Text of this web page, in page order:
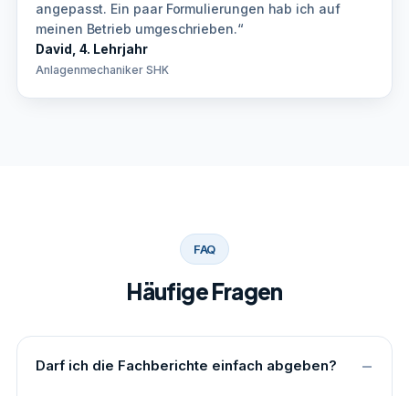
angepasst. Ein paar Formulierungen hab ich auf
meinen Betrieb umgeschrieben.“
David, 4. Lehrjahr
Anlagenmechaniker SHK
FAQ
Häufige Fragen
Darf ich die Fachberichte einfach abgeben?